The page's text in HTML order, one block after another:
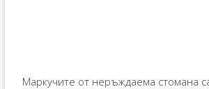
Маркучите от неръждаема стомана